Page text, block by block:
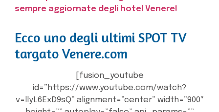
sempre aggiornate degli hotel Venere!
Ecco uno degli ultimi SPOT TV
targato Venere.com
[fusion_youtube
id=”https://www.youtube.com/watch?
v=llyL6ExD9sQ” alignment=”center” width=”900″